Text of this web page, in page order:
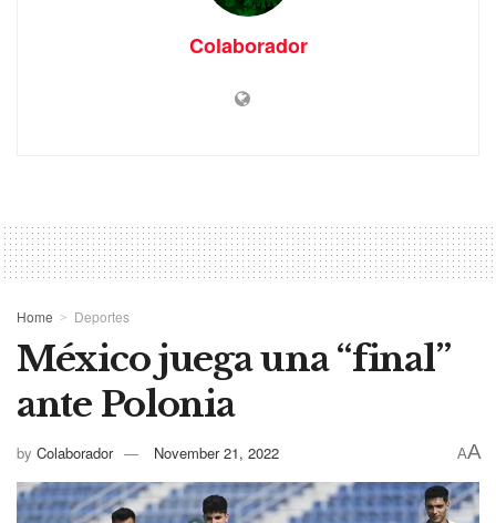
Colaborador
Home Deportes
México juega una “final”
ante Polonia
by Colaborador November 21, 2022 AA